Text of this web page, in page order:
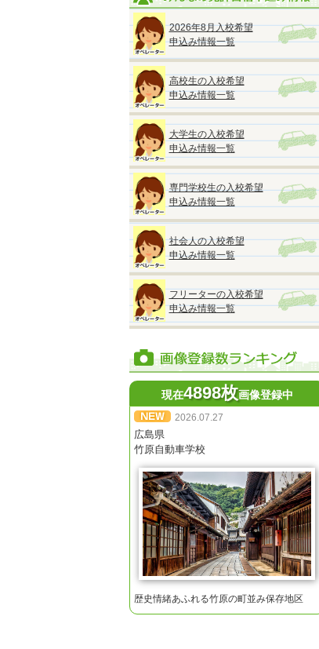
2026年8月入校希望
申込み情報一覧
高校生の入校希望
申込み情報一覧
大学生の入校希望
申込み情報一覧
専門学校生の入校希望
申込み情報一覧
社会人の入校希望
申込み情報一覧
フリーターの入校希望
申込み情報一覧
現在4898枚画像登録中
2026.07.27
広島県
竹原自動車学校
歴史情緒あふれる竹原の町並み保存地区